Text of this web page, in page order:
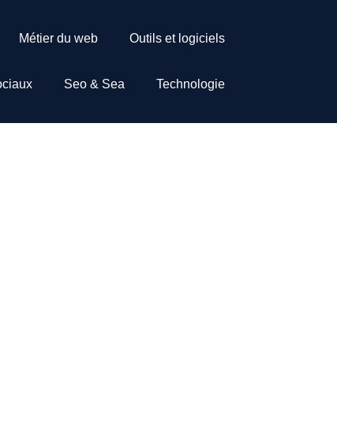
Métier du web Outils et logiciels
Seo & Sea Technologie